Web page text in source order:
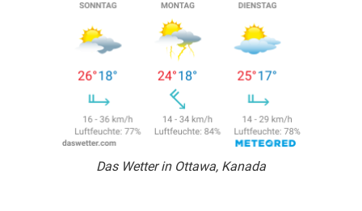
Das Wetter in Ottawa, Kanada